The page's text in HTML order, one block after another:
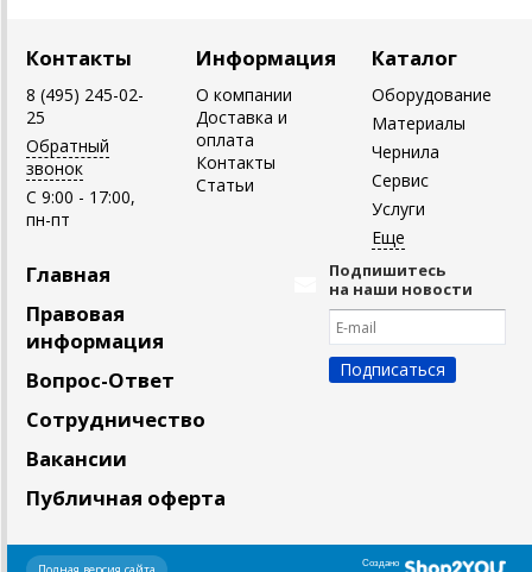
Контакты
8 (495) 245-02-
25
Обратный
звонок
C 9:00 - 17:00,
пн-пт
Информация
О компании
Доставка и
оплата
Контакты
Статьи
Каталог
Оборудование
Материалы
Чернила
Сервис
Услуги
Главная
Правовая
информация
Вопрос-Ответ
Сотрудничество
Вакансии
Публичная оферта
Подпишитесь
на наши новости
Создано